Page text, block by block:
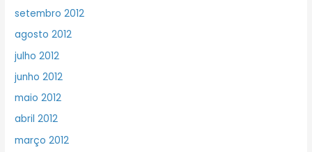
setembro 2012
agosto 2012
julho 2012
junho 2012
maio 2012
abril 2012
março 2012